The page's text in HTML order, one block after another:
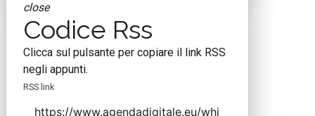
close
Codice Rss
Clicca sul pulsante per copiare il link RSS
negli appunti.
RSS link